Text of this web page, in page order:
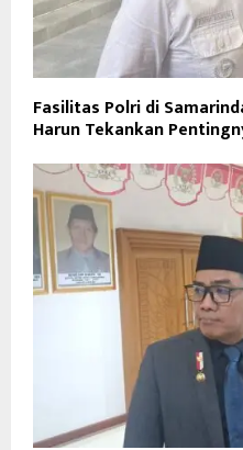
Fasilitas Polri di
Harun Tekankan